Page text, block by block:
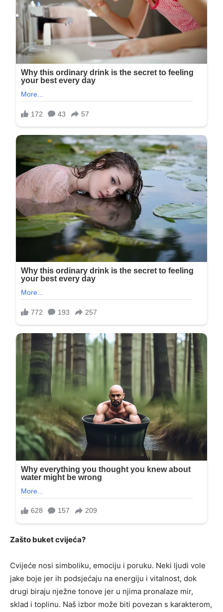
Zašto buket cvijeća?
Cvijeće nosi simboliku, emociju i poruku. Neki ljudi vole
jake boje jer ih podsjećaju na energiju i vitalnost, dok
drugi biraju nježne tonove jer u njima pronalaze mir,
sklad i toplinu. Naš izbor može biti povezan s karakterom,